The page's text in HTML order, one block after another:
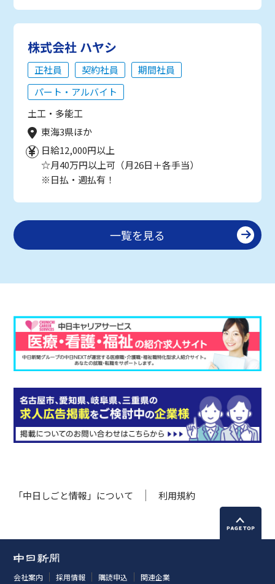
株式会社 ハヤシ
正社員 契約社員
期間社員
パート・アルバイト
土工・多能工
東海3県ほか
日給12,000円以上
☆月40万円以上可（月26日＋各手当）
※日払・週払有！
一覧を見る
「中日しごと情報」について 利用規約
会社案内 採用情報 購読申込 関連企業